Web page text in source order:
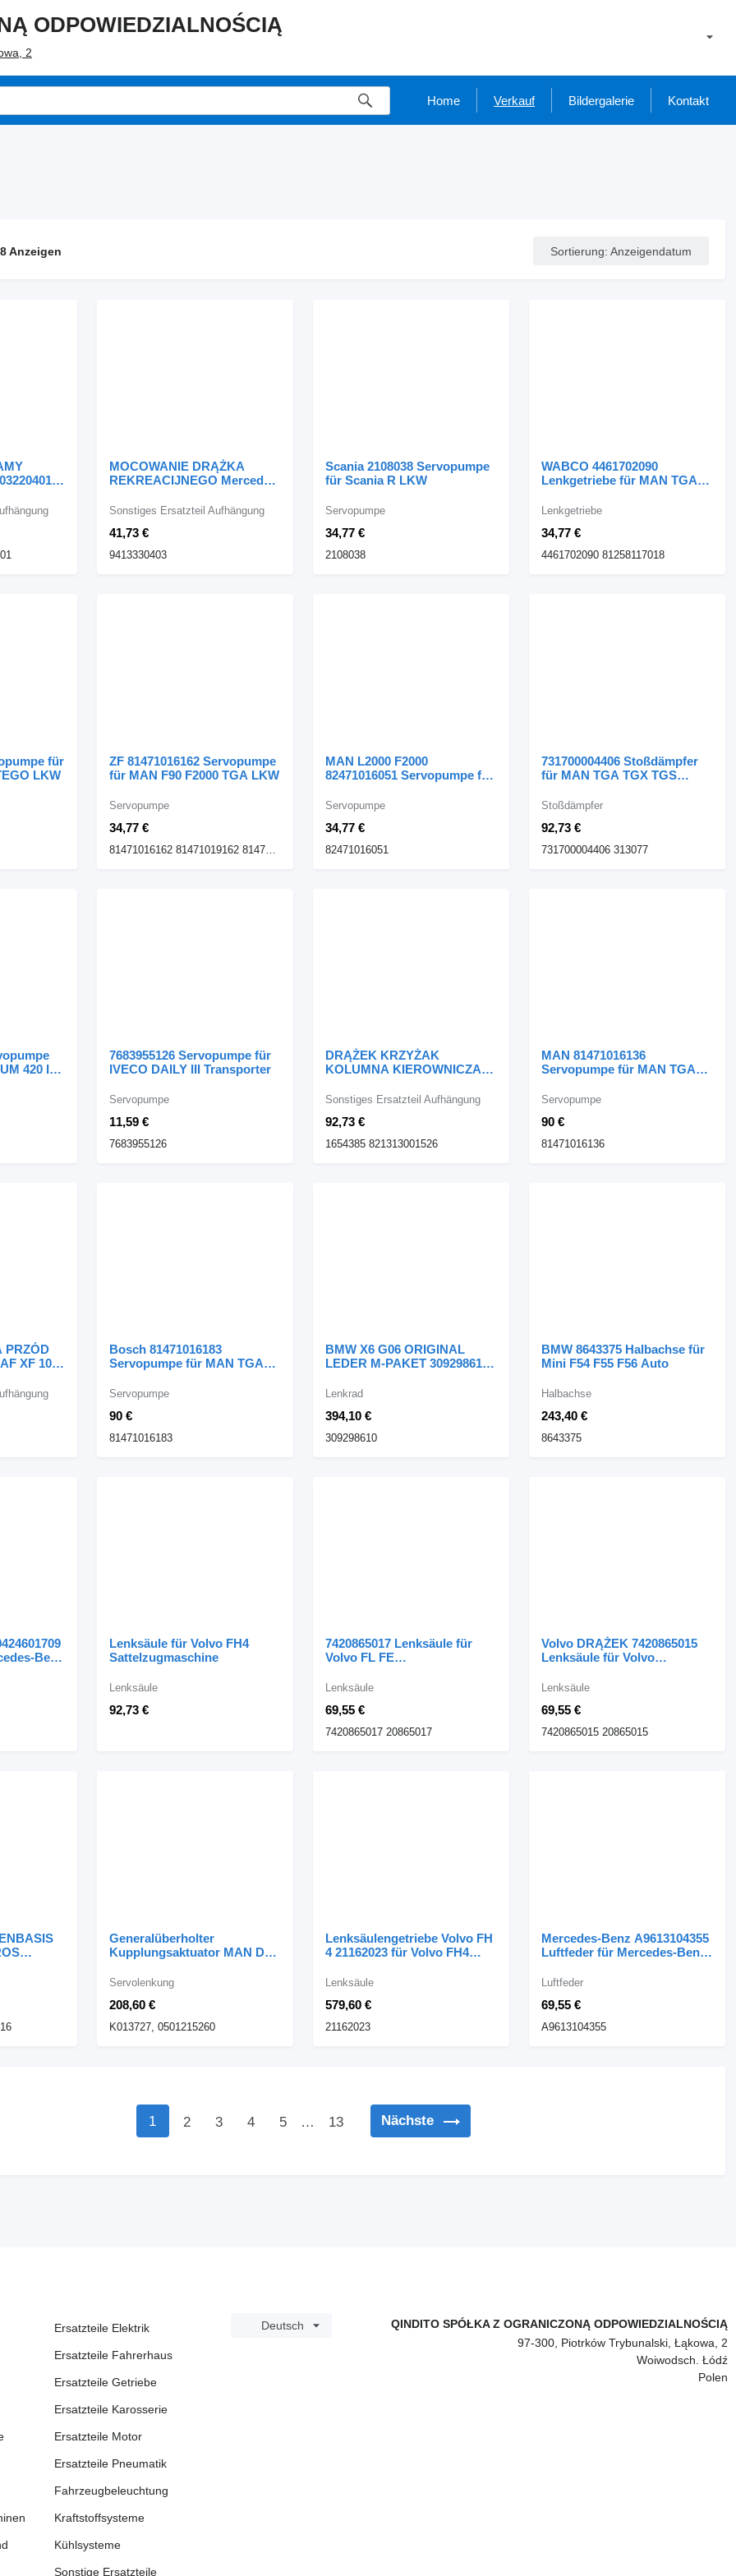
ODPOWIEDZIALNOŚCIĄ
2
Home Verkauf Bildergalerie Kontakt
Anzeigen Sortierung: Anzeigendatum
MOCOWANIE DRĄŻKA
REKREACIJNEGO Mercedes-
Mercedes-Benz ACTROS
41,73 €
Sonstiges Ersatzteil Aufhängung
9413330403
Scania 2108038 Servopumpe
für Scania R LKW
34,77 €
Servopumpe
2108038
WABCO 4461702090
Lenkgetriebe für MAN TGA
34,77 €
Lenkgetriebe
4461702090 81258117018
für
LKW
ZF 81471016162 Servopumpe
für MAN F90 F2000 TGA LKW
34,77 €
Servopumpe
MAN L2000 F2000
82471016051 Servopumpe für
LKW
34,77 €
Servopumpe
82471016051
731700004406 Stoßdämpfer
für MAN TGA TGX TGS
Sattelzugmaschine
92,73 €
Stoßdämpfer
731700004406 313077
420 I
7683955126 Servopumpe für
IVECO DAILY III Transporter
11,59 €
Servopumpe
7683955126
DRĄŻEK KRZYŻAK
KOLUMNA KIEROWNICZA
Sattelzugmaschine
92,73 €
Sonstiges Ersatzteil Aufhängung
1654385 821313001526
MAN 81471016136
Servopumpe für MAN TGA
90 €
Servopumpe
81471016136
PRZÓD
XF 106
Bosch 81471016183
Servopumpe für MAN TGA
LKW
90 €
Servopumpe
81471016183
BMW X6 G06 ORIGINAL
LEDER M-PAKET 309298610
Auto
394,10 €
Lenkrad
309298610
BMW 8643375 Halbachse für
Mini F54 F55 F56 Auto
243,40 €
Halbachse
8643375
Benz
Lenksäule für Volvo FH4
Sattelzugmaschine
92,73 €
Lenksäule
7420865017 Lenksäule für
Volvo FL FE
69,55 €
Lenksäule
7420865017 20865017
Volvo DRĄŻEK 7420865015
Lenksäule für Volvo
69,55 €
Lenksäule
7420865015 20865015
Generalüberholter
Kupplungsaktuator MAN DAF
Servolenkung für MAN
208,60 €
Servolenkung
K013727, 0501215260
Lenksäulengetriebe Volvo FH
4 21162023 für Volvo FH4
579,60 €
Lenksäule
21162023
Mercedes-Benz A9613104355
Luftfeder für Mercedes-Benz
69,55 €
Luftfeder
A9613104355
1 2 3 4 5 … 13 Nächste
Deutsch
QINDITO SPÓŁKA Z OGRANICZONĄ ODPOWIEDZIALNOŚCIĄ
97-300, Piotrków Trybunalski, Łąkowa, 2
Woiwodsch. Łódź
Polen
Ersatzteile Elektrik
Ersatzteile Fahrerhaus
Ersatzteile Getriebe
Ersatzteile Karosserie
Ersatzteile Motor
Ersatzteile Pneumatik
Fahrzeugbeleuchtung
Kraftstoffsysteme
Kühlsysteme
Sonstige Ersatzteile